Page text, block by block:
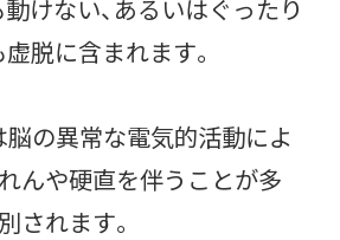
けない、あるいはぐったり
脱に含まれます。
脳の異常な電気的活動によ
んや硬直を伴うことが多
されます。